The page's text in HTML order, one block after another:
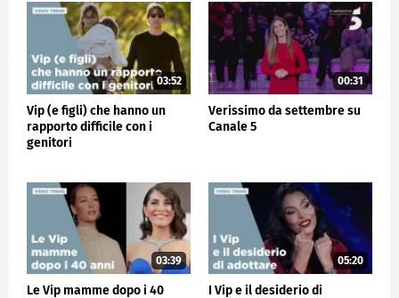
03:52
Vip (e figli) che hanno un
rapporto difficile con i
genitori
00:31
Verissimo da settembre su
Canale 5
03:39
Le Vip mamme dopo i 40
05:20
I Vip e il desiderio di